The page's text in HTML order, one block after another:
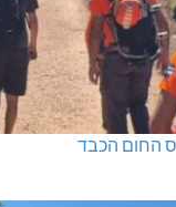
החום הכבד